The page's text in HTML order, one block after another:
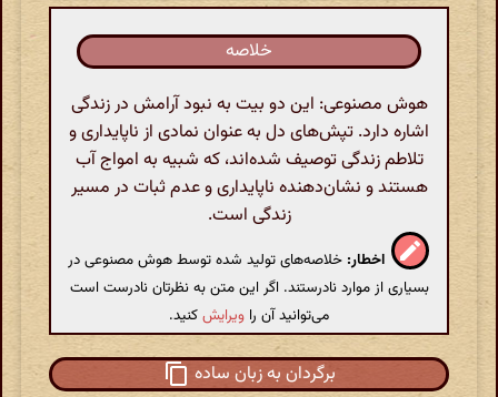
خلاصه
هوش مصنوعی: این دو بیت به نبود آرامش در زندگی
اشاره دارد. تپش‌های دل به عنوان نمادی از ناپایداری و
تلاطم زندگی توصیف شده‌اند، که شبیه به امواج آب
هستند و نشان‌دهنده ناپایداری و عدم ثبات در مسیر
زندگی است.
اخطار: خلاصه‌های تولید شده توسط هوش مصنوعی در
بسیاری از موارد نادرستند. اگر این متن به نظرتان نادرست است
می‌توانید آن را ویرایشکنید.
برگردان به زبان ساده